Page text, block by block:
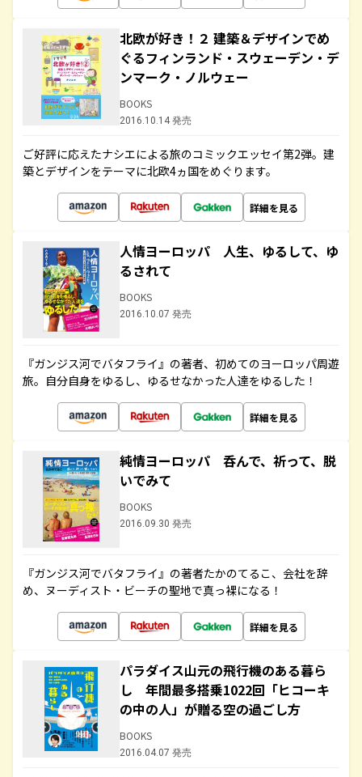
北欧が好き！２ 建築＆デザインでめ
ぐるフィンランド・スウェーデン・デ
ンマーク・ノルウェー
BOOKS
2016.10.14 発売
ご好評に応えたナシエによる旅のコミックエッセイ第2弾。建
築とデザインをテーマに北欧4ヵ国をめぐります。
詳細を見る
人情ヨーロッパ 人生、ゆるして、ゆ
るされて
BOOKS
2016.10.07 発売
『ガンジス河でバタフライ』の著者、初めてのヨーロッパ周遊
旅。自分自身をゆるし、ゆるせなかった人達をゆるした！
詳細を見る
純情ヨーロッパ 呑んで、祈って、脱
いでみて
BOOKS
2016.09.30 発売
『ガンジス河でバタフライ』の著者たかのてるこ、会社を辞
め、ヌーディスト・ビーチの聖地で真っ裸になる！
詳細を見る
パラダイス山元の飛行機のある暮ら
し 年間最多搭乗1022回「ヒコーキ
の中の人」が贈る空の過ごし方
BOOKS
2016.04.07 発売